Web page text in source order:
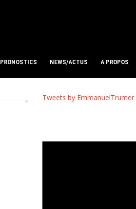
PRONOSTICS NEWS/ACTUS A PROPOS
Tweets by EmmanuelTrumer